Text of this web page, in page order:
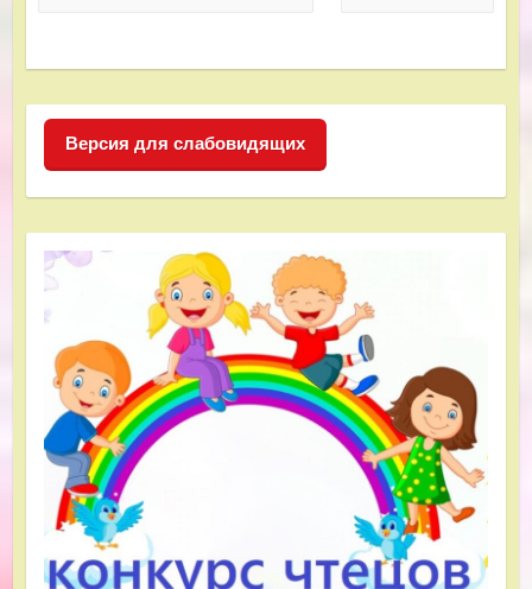
Версия для слабовидящих